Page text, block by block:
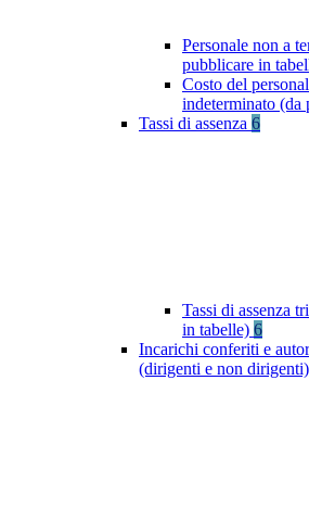
Personale non a
pubblicare in
Costo del
indeterminato (da
Tassi di assenza 6
Tassi di assenza
in tabelle) 6
Incarichi conferiti e
(dirigenti e non dirigenti)